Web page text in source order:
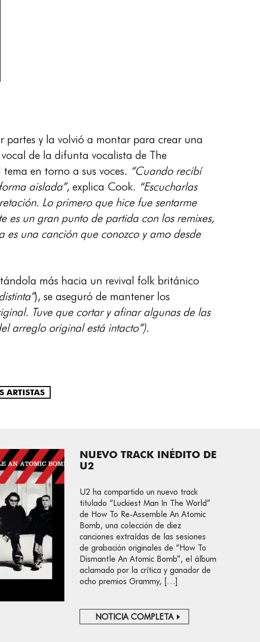
y la volvió a montar para crear una
de la difunta vocalista de The
en torno a sus voces. “Cuando recibí
aislada”, explica Cook. “Escucharlas
Lo primero que hice fue sentarme
es un gran punto de partida con los remixes,
es una canción que conozco y amo desde
más hacia un revival folk británico
), se aseguró de mantener los
Tuve que cortar y afinar algunas de las
arreglo original está intacto”).
ARTISTAS
NUEVO TRACK INÉDITO DE
U2
U2 ha compartido un nuevo track
titulado “Luckiest Man In The World”
de How To Re-Assemble An Atomic
Bomb, una colección de diez
canciones extraídas de las sesiones
de grabación originales de “How To
Dismantle An Atomic Bomb”, el álbum
aclamado por la crítica y ganador de
ocho premios Grammy, […]
NOTICIA COMPLETA